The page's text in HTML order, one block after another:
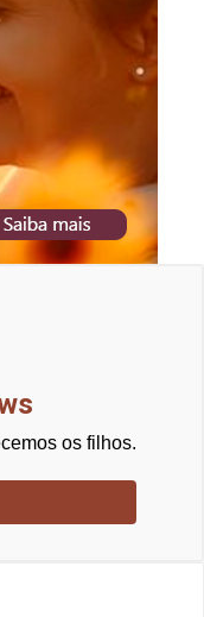
os filhos.